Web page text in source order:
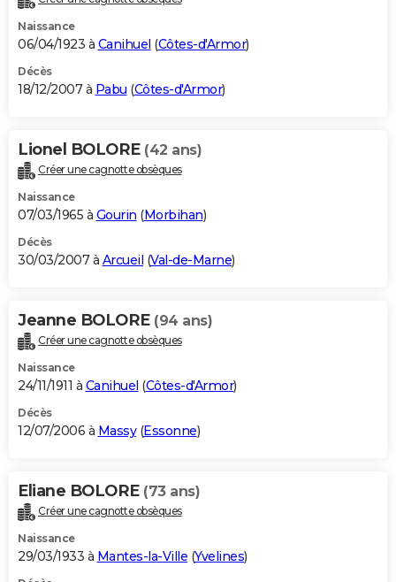
Naissance
06/04/1923 à Canihuel (Côtes-d'Armor)
Décès
18/12/2007 à Pabu (Côtes-d'Armor)
Lionel BOLORE (42 ans)
Créer une cagnotte obsèques
Naissance
07/03/1965 à Gourin (Morbihan)
Décès
30/03/2007 à Arcueil (Val-de-Marne)
Jeanne BOLORE (94 ans)
Créer une cagnotte obsèques
Naissance
24/11/1911 à Canihuel (Côtes-d'Armor)
Décès
12/07/2006 à Massy(Essonne)
Eliane BOLORE (73 ans)
Créer une cagnotte obsèques
Naissance
29/03/1933 à Mantes-la-Ville (Yvelines)